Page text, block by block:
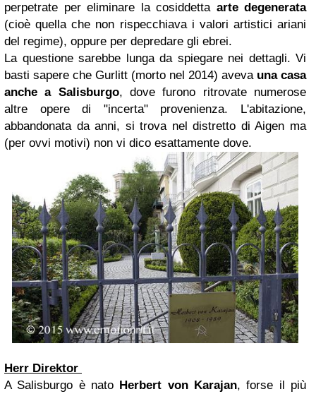
perpetrate per eliminare la cosiddetta arte degenerata
(cioè quella che non rispecchiava i valori artistici ariani
del regime), oppure per depredare gli ebrei.
La questione sarebbe lunga da spiegare nei dettagli. Vi
basti sapere che Gurlitt (morto nel 2014) aveva una casa
anche a Salisburgo, dove furono ritrovate numerose
altre opere di "incerta" provenienza. L'abitazione,
abbandonata da anni, si trova nel distretto di Aigen ma
(per ovvi motivi) non vi dico esattamente dove.
Herr Direktor
A Salisburgo è nato Herbert von Karajan, forse il più